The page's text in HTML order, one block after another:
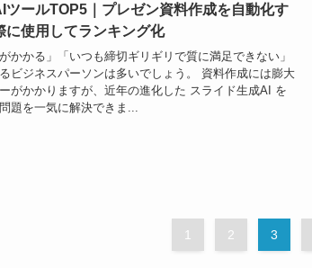
ツールTOP5｜プレゼン資料作成を自動化す
に使用してランキング化
かかる」「いつも締切ギリギリで質に満足できない」
ビジネスパーソンは多いでしょう。 資料作成には膨大
がかかりますが、近年の進化した スライド生成AI を
題を一気に解決できま...
1 2 3